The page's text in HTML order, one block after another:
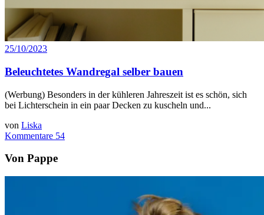
25/10/2023
Beleuchtetes Wandregal selber bauen
(Werbung) Besonders in der kühleren Jahreszeit ist es schön, sich
bei Lichterschein in ein paar Decken zu kuscheln und...
von Liska
Kommentare 54
Von Pappe